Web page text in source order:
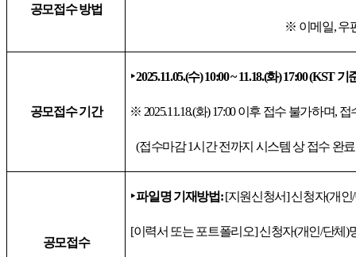
공모접수 방법
※ 이메일,우
공모접수 기간
‣2025.11.05.(수) 10:00 ~ 11.18.(화) 17:00 (KST기
※ 2025.11.18.(화) 17:00이후 접수 불가하며, 접
(접수마감1시간 전까지 시스템 상 접수 완
공모접수
‣파일명 기재방법: [지원신청서]신청자(개인/
[이력서 또는 포트폴리오]신청자(개인/단체)